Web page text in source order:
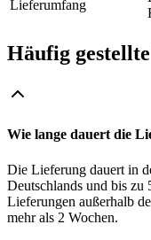
Lieferumfang
Häufig
Wie lange dauert die
Die Lieferung dauert in
Deutschlands und bis zu
Lieferungen außerhalb
mehr als 2 Wochen.